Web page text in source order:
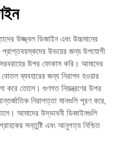
উজ্জ্বল ডিজাইন এবং উচ্চমানের
প্রাপ্তবয়স্কদের উভয়ের জন্য উপযোগী
উপর ফোকাস করি। আমাদের
ব্যবহারের জন্য নিরাপদ হওয়ার
করে তোলে। গুণগত নিয়ন্ত্রণের উপর
নিরাপত্তা মানগুলি পূরণ করে,
আমাদের উদ্ভাবনী ডিজাইনগুলি
সন্তুষ্টি এবং আনুগত্য নিশ্চিত